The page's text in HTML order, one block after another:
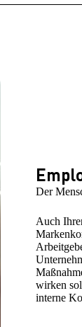
Der
Auch
wirken
interne